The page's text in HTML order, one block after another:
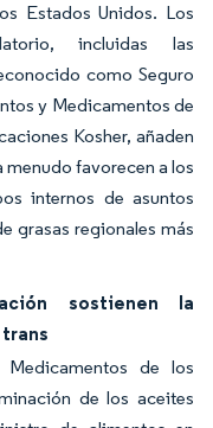
Estados Unidos. Los
incluidas las
como Seguro
y Medicamentos de
Kosher, añaden
favorecen a los
internos de asuntos
grasas regionales más
sostienen la
de los
de los aceites